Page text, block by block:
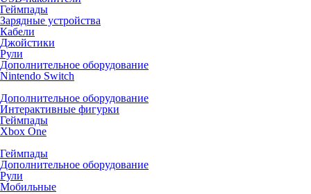
Геймпады
Зарядные устройства
Кабели
Джойстики
Рули
Дополнительное оборудование
Nintendo Switch
Дополнительное оборудование
Интерактивные фигурки
Геймпады
Xbox One
Геймпады
Дополнительное оборудование
Рули
Мобильные